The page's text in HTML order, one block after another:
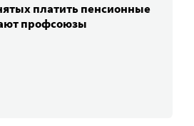
платить пенсионные
профсоюзы